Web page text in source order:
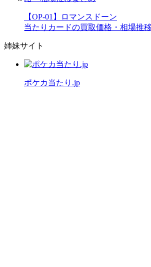
【OP-01】ロマンスドーン
当たりカードの買取価格・相場推
姉妹サイト
ポケカ当たり.jp